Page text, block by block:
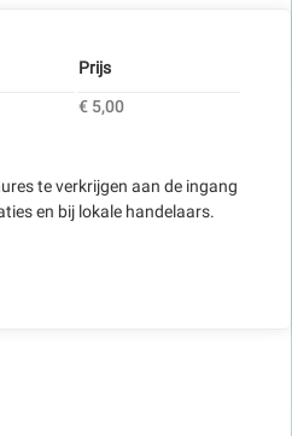
Prijs
€ 5,00
te verkrijgen aan de ingang
en bij lokale handelaars.